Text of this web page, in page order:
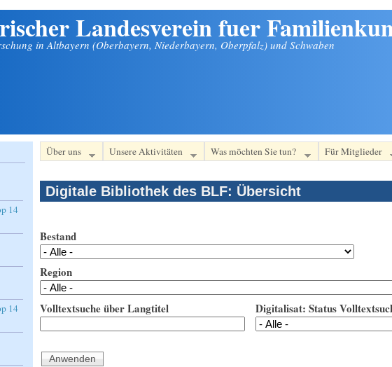
Landesverein fuer
in Altbayern (Oberbayern, Niederbayern, Oberpfalz) und Schwaben
Über uns Unsere Aktivitäten Was möchten Sie tun? Für Mitglieder
Digitale Bibliothek des BLF: Übersicht
Bestand
Region
Volltextsuche über Langtitel Digitalisat: Status
14
14